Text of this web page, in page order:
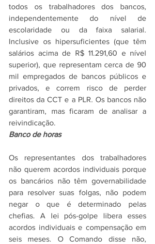
todos os trabalhadores dos bancos,
independentemente do nível de
escolaridade ou da faixa salarial.
Inclusive os hipersuficientes (que têm
salários acima de R$ 11.291,60 e nível
superior), que representam cerca de 90
mil empregados de bancos públicos e
privados, e correm risco de perder
direitos da CCT e a PLR. Os bancos não
garantiram, mas ficaram de analisar a
reivindicação.
Banco de horas
Os representantes dos trabalhadores
não querem acordos individuais porque
os bancários não têm governabilidade
para resolver suas folgas, não podem
negar o que é determinado pelas
chefias. A lei pós-golpe libera esses
acordos individuais e compensação em
seis meses. O Comando disse não,